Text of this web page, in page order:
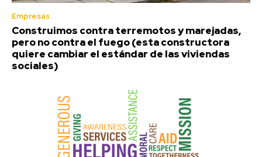
Empresas
Construimos contra terremotos y marejadas,
pero no contra el fuego (esta constructora
quiere cambiar el estándar de las viviendas
sociales)